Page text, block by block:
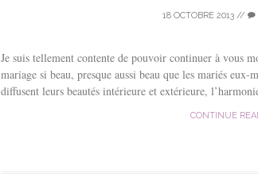
18 OCTOBRE 2013 //
Je suis tellement contente de pouvoir continuer à vous
mariage si beau, presque aussi beau que les mariés
diffusent leurs beautés intérieure et extérieure,
CONTINUE